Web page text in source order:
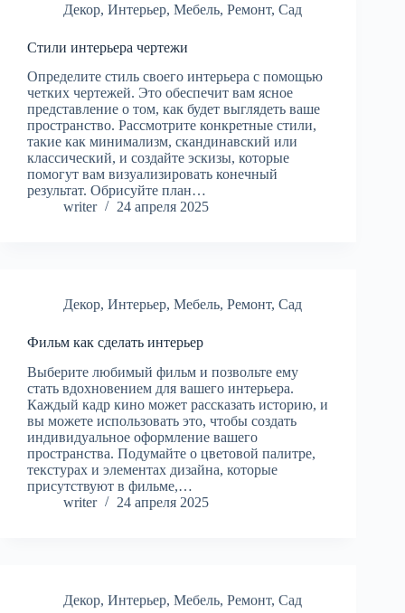
Декор, Интерьер, Мебель, Ремонт, Сад
Стили интерьера чертежи
Определите стиль своего интерьера с помощью
четких чертежей. Это обеспечит вам ясное
представление о том, как будет выглядеть ваше
пространство. Рассмотрите конкретные стили,
такие как минимализм, скандинавский или
классический, и создайте эскизы, которые
помогут вам визуализировать конечный
результат. Обрисуйте план…
writer
24 апреля 2025
Декор, Интерьер, Мебель, Ремонт, Сад
Фильм как сделать интерьер
Выберите любимый фильм и позвольте ему
стать вдохновением для вашего интерьера.
Каждый кадр кино может рассказать историю, и
вы можете использовать это, чтобы создать
индивидуальное оформление вашего
пространства. Подумайте о цветовой палитре,
текстурах и элементах дизайна, которые
присутствуют в фильме,…
writer
24 апреля 2025
Декор, Интерьер, Мебель, Ремонт, Сад